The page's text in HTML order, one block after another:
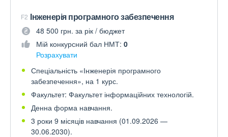
F2 Інженерія програмного забезпечення
48 500 грн. за рік / бюджет
Мій конкурсний бал НМТ: 0
Розрахувати
Спеціальність «Інженерія програмного
забезпечення», на 1 курс.
Факультет: Факультет інформаційних технологій.
Денна форма навчання.
3 роки 9 місяців навчання (01.09.2026 —
30.06.2030).